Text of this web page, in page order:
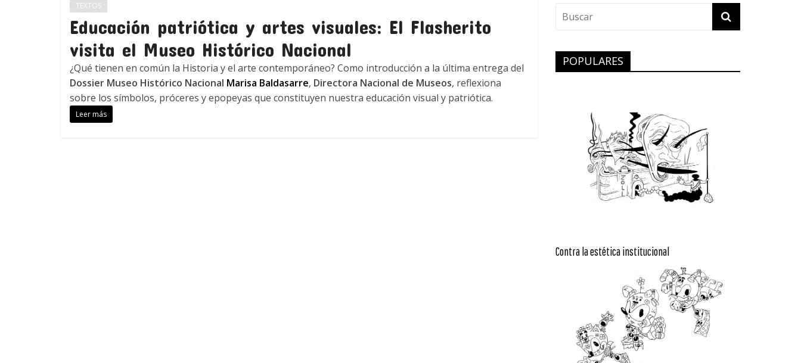
TEXTOS
Educación patriótica y artes visuales: El Flasherito
visita el Museo Histórico Nacional
¿Qué tienen en común la Historia y el arte contemporáneo? Como introducción a la última entrega del
Dossier Museo Histórico Nacional Marisa Baldasarre, Directora Nacional de Museos, reflexiona
sobre los símbolos, próceres y epopeyas que constituyen nuestra educación visual y patriótica.
Leer más
POPULARES
Contra la estética institucional